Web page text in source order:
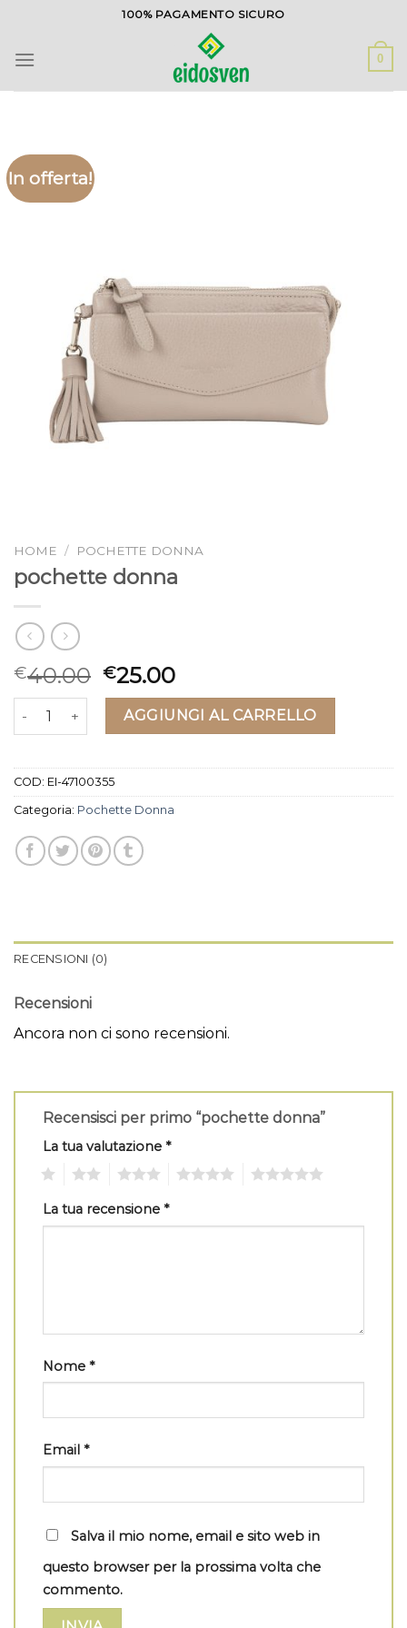
contenuti
100% PAGAMENTO SICURO
0
In offerta!
HOME / POCHETTE DONNA
pochette donna
€40.00 €25.00
pochette donna quantitàAGGIUNGI AL CARRELLO
COD: EI-47100355
Categoria: Pochette Donna
RECENSIONI (0)
Recensioni
Ancora non ci sono recensioni.
Recensisci per primo “pochette donna”
La tua valutazione *
La tua recensione *
Nome *
Email *
Salva il mio nome, email e sito web in
questo browser per la prossima volta che
commento.